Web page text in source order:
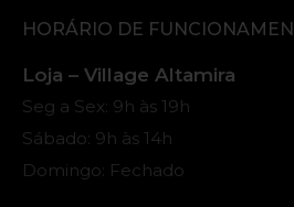
HORÁRIO DE
Loja – Village Altamira
Seg a Sex: 9h às 19h
Sábado: 9h às 14h
Domingo: Fechado